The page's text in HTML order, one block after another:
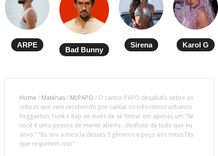
ARPE
Bad Bunny
Sirena Karol G
Home / Matérias/ McPAPO / O cantor PAPO desabafa sobre as
criticas que vem recebendo por cantar os três ritmos urbanos
Reggaeton, Funk e Rap ao invés de se firmar em apenas um "Se
você é uma pessoa de mente aberta...desfrute de tudo que eu
sirvo." "Eu sou a mescla desses 3 gêneros e peço aos meus fãs
que respeitem isso"